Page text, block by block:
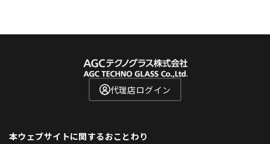
代理店ログイン
本ウェブサイトに関するおことわり